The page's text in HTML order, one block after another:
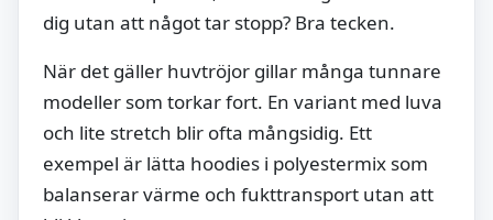
dig utan att något tar stopp? Bra tecken.
När det gäller huvtröjor gillar många tunnare
modeller som torkar fort. En variant med luva
och lite stretch blir ofta mångsidig. Ett
exempel är lätta hoodies i polyestermix som
balanserar värme och fukttransport utan att